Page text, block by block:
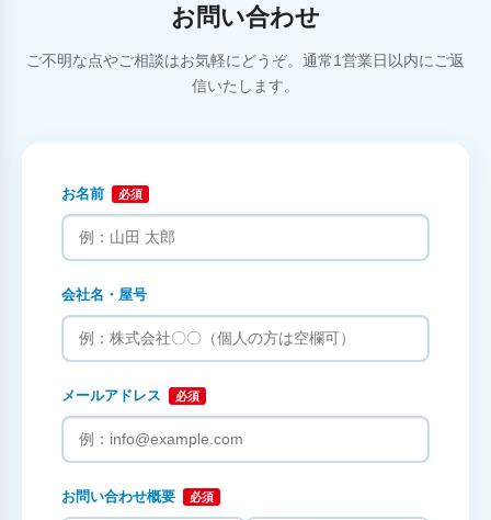
お問い合わせ
ご不明な点やご相談はお気軽にどうぞ。通常1営業日以内にご返
信いたします。
お名前 必須
会社名・屋号
メールアドレス 必須
お問い合わせ概要 必須